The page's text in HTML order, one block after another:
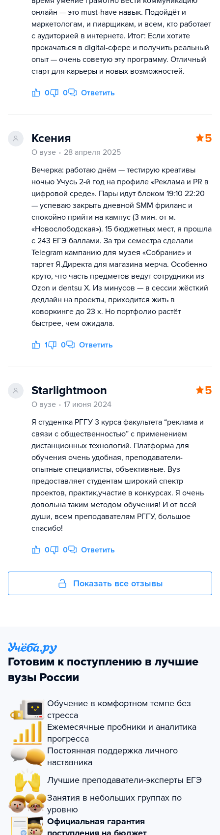
онлайн — это must-have навык. Подойдёт и
маркетологам, и пиарщикам, и всем, кто работает
с аудиторией в интернете. Итог: Если хотите
прокачаться в digital-сфере и получить реальный
опыт — очень советую эту программу. Отличный
старт для карьеры и новых возможностей.
0 0 Ответить
Ксения 5
О вузе
28 апреля 2025
Вечерка: работаю днём — тестирую креативы
ночью Учусь 2-й год на профиле «Реклама и PR в
цифровой среде». Пары идут блоком 19:10 22:20
— успеваю закрыть дневной SMM фриланс и
спокойно прийти на кампус (3 мин. от м.
«Новослободская»). 15 бюджетных мест, я прошла
с 243 ЕГЭ баллами. За три семестра сделали
Telegram кампанию для музея «Собрание» и
таргет Я.Директа для магазина мерча. Особенно
круто, что часть предметов ведут сотрудники из
Ozon и dentsu X. Из минусов — в сессии жёсткий
дедлайн на проекты, приходится жить в
коворкинге до 23 х. Но портфолио растёт
быстрее, чем ожидала.
1 0 Ответить
Starlightmoon 5
О вузе
17 июня 2024
Я студентка РГГУ 3 курса факультета “реклама и
связи с общественностью” с применением
дистанционных технологий. Платформа для
обучения очень удобная, преподаватели-
опытные специалисты, объективные. Вуз
предоставляет студентам широкий спектр
проектов, практик,участие в конкурсах. Я очень
довольна таким методом обучения! И от всей
души, всем преподавателям РГГУ, большое
спасибо!
0 0 Ответить
Показать все отзывы
Готовим к поступлению в лучшие
вузы России
Обучение в комфортном темпе без
стресса
Ежемесячные пробники и аналитика
прогресса
Постоянная поддержка личного
наставника
Лучшие преподаватели-эксперты ЕГЭ
Занятия в небольших группах по
уровню
Официальная гарантия